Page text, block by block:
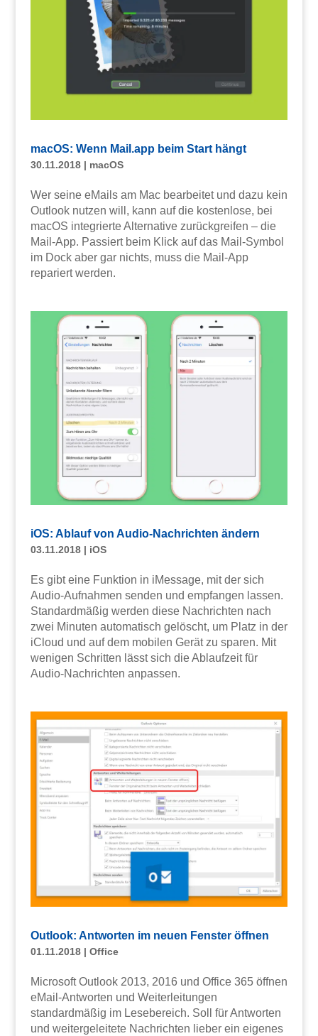
macOS: Wenn Mail.app beim Start hängt
30.11.2018| macOS
Wer seine eMails am Mac bearbeitet und dazu kein
Outlook nutzen will, kann auf die kostenlose, bei
macOS integrierte Alternative zurückgreifen – die
Mail-App. Passiert beim Klick auf das Mail-Symbol
im Dock aber gar nichts, muss die Mail-App
repariert werden.
iOS: Ablauf von Audio-Nachrichten ändern
03.11.2018| iOS
Es gibt eine Funktion in iMessage, mit der sich
Audio-Aufnahmen senden und empfangen lassen.
Standardmäßig werden diese Nachrichten nach
zwei Minuten automatisch gelöscht, um Platz in der
iCloud und auf dem mobilen Gerät zu sparen. Mit
wenigen Schritten lässt sich die Ablaufzeit für
Audio-Nachrichten anpassen.
Outlook: Antworten im neuen Fenster öffnen
01.11.2018| Office
Microsoft Outlook 2013, 2016 und Office 365 öffnen
eMail-Antworten und Weiterleitungen
standardmäßig im Lesebereich. Soll für Antworten
und weitergeleitete Nachrichten lieber ein eigenes